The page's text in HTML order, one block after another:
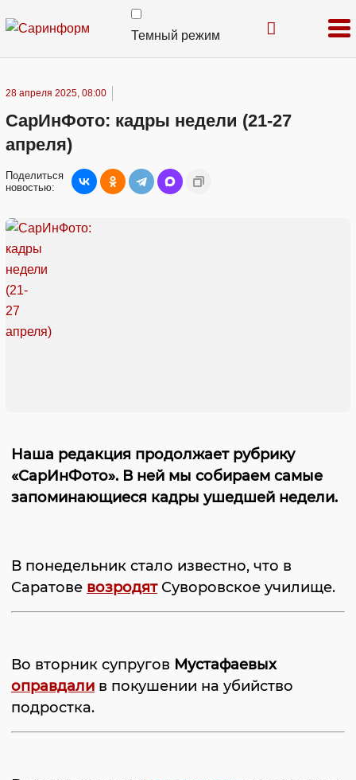
Темный режим
28 апреля 2025, 08:00
СарИнФото: кадры недели (21-27
апреля)
Поделиться
новостью:
Наша редакция продолжает рубрику
«СарИнФото». В ней мы собираем самые
запоминающиеся кадры ушедшей недели.
В понедельник стало известно, что в
Саратове возродятСуворовское училище.
Во вторник супругов Мустафаевых
оправдали в покушении на убийство
подростка.